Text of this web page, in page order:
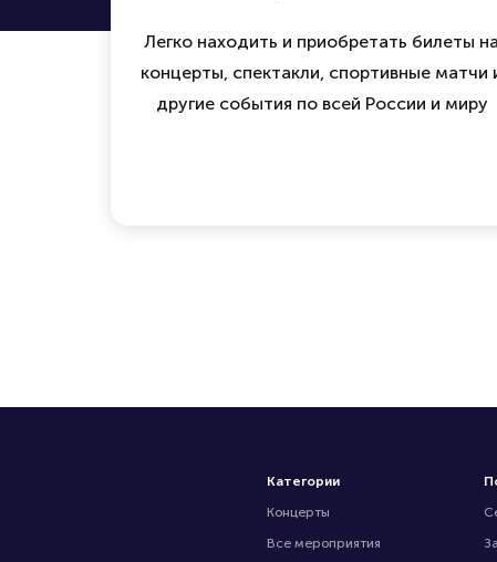
Легко находить и приобретать билеты на
концерты, спектакли, спортивные матчи
другие события по всей России и миру
Категории
Концерты
Все мероприятия